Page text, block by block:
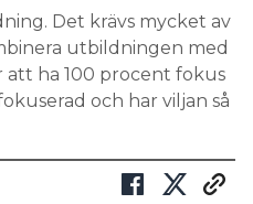
Det krävs mycket av
utbildningen med
ha 100 procent fokus
och har viljan så